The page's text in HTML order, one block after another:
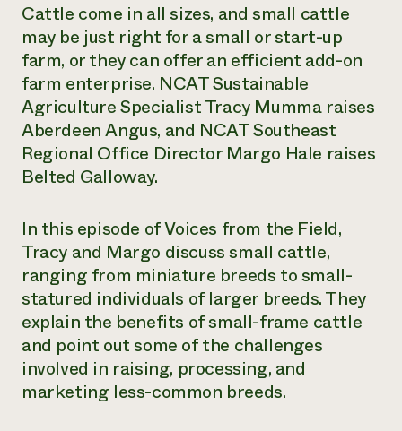
Programa de descuentos de NorthWestern Energy
Servicios energéticos comerciales
Servicios energéticos residenciales
LIHEAP
Centro de intercambio de información AgriSolar
Oportunidades de financiación
Noticias
Internship Hub
Buscar prácticas
Contratar a un becario
un
Llame a la
directa de
1-800-346-
Todos
contribuyen a la
resiliencia de la
comunidad.
DONAR AHORA
Cattle come in all sizes, and small cattle
may be just right for a small or start-up
farm, or they can offer an efficient add-on
farm enterprise. NCAT Sustainable
Agriculture Specialist Tracy Mumma raises
Aberdeen Angus, and NCAT Southeast
Regional Office Director Margo Hale raises
Belted Galloway.
In this episode ofVoices from the Field,
Tracy and Margo discuss small cattle,
ranging from miniature breeds to small-
statured individuals of larger breeds. They
explain the benefits of small-frame cattle
and point out some of the challenges
involved in raising, processing, and
marketing less-common breeds.